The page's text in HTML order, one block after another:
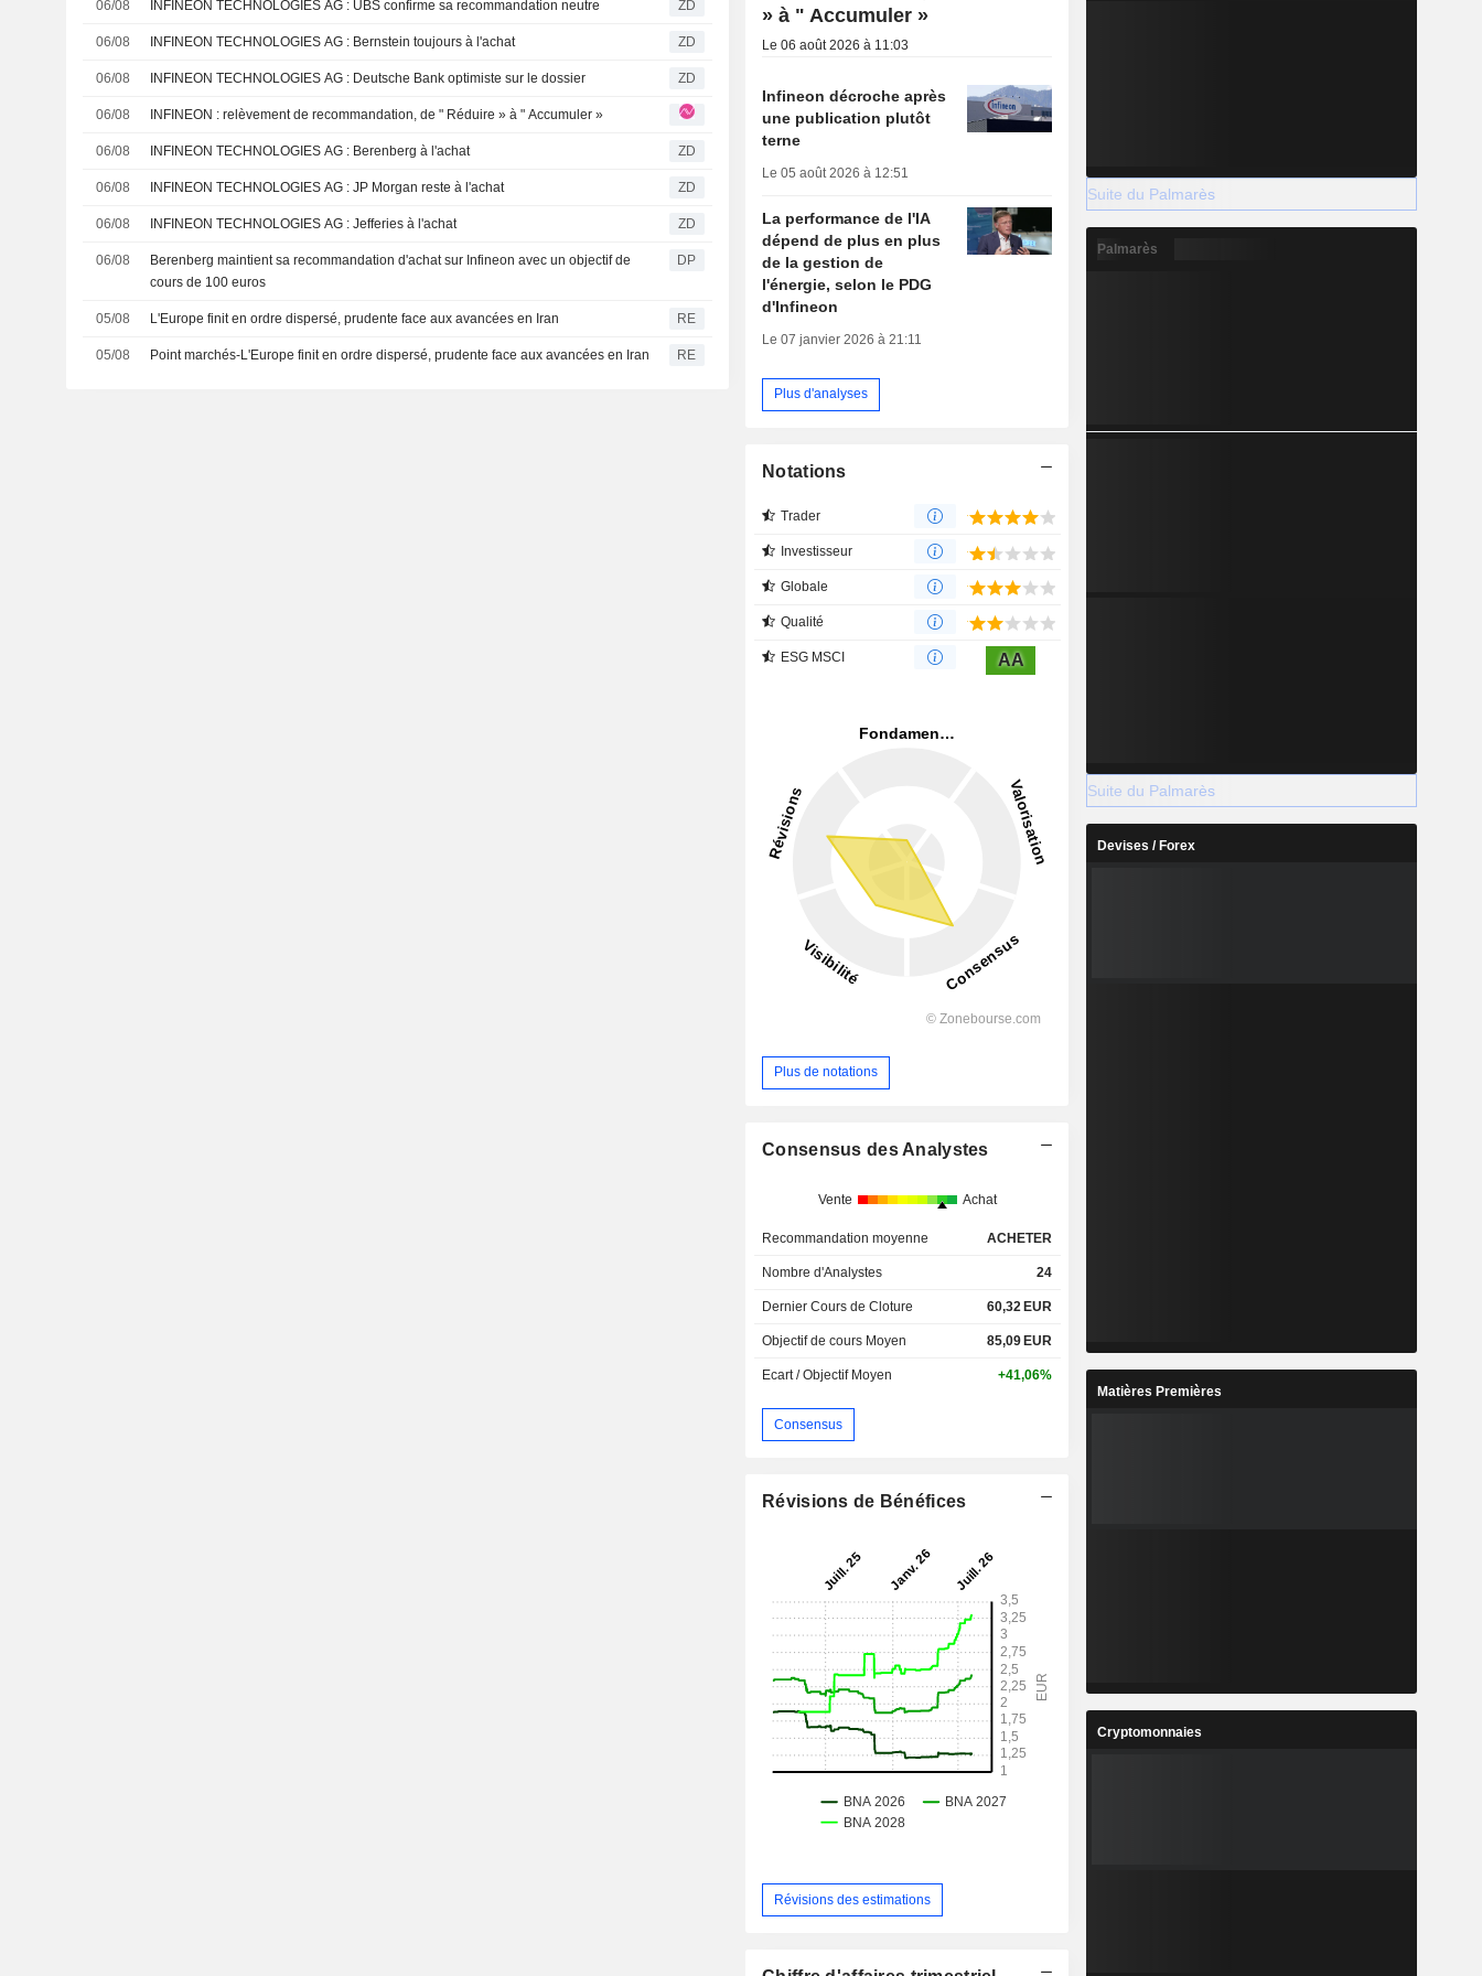
06/08 INFINEON TECHNOLOGIES AG : UBS confirme sa recommandation neutre ZD
06/08 INFINEON TECHNOLOGIES AG : Bernstein toujours à l'achat ZD
06/08 INFINEON TECHNOLOGIES AG : Deutsche Bank optimiste sur le dossier ZD
06/08 INFINEON : relèvement de recommandation, de " Réduire » à " Accumuler »
06/08 INFINEON TECHNOLOGIES AG : Berenberg à l'achat ZD
06/08 INFINEON TECHNOLOGIES AG : JP Morgan reste à l'achat ZD
06/08 INFINEON TECHNOLOGIES AG : Jefferies à l'achat ZD
06/08
Berenberg maintient sa recommandation d'achat sur Infineon avec un objectif de
cours de 100 euros
DP
05/08 L'Europe finit en ordre dispersé, prudente face aux avancées en Iran RE
05/08 Point marchés-L'Europe finit en ordre dispersé, prudente face aux avancées en Iran RE
» à " Accumuler »
Le 06 août 2026 à 11:03
Infineon décroche après
une publication plutôt
terne
Le 05 août 2026 à 12:51
La performance de l'IA
dépend de plus en plus
de la gestion de
l'énergie, selon le PDG
d'Infineon
Le 07 janvier 2026 à 21:11
Plus d'analyses
Notations
Trader
Investisseur
Globale
Qualité
ESG MSCI AA
Plus de notations
Consensus des Analystes
Vente Achat
Recommandation moyenne ACHETER
Nombre d'Analystes 24
Dernier Cours de Cloture 60,32 EUR
Objectif de cours Moyen 85,09 EUR
Ecart / Objectif Moyen +41,06%
Consensus
Révisions de Bénéfices
Révisions des estimations
Suite du Palmarès
Palmarès
Suite du Palmarès
Devises / Forex
Matières Premières
Cryptomonnaies